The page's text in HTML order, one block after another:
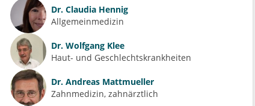
Dr. Claudia Hennig
Allgemeinmedizin
Dr. Wolfgang Klee
Haut- und Geschlechtskrankheiten
Dr. Andreas Mattmueller
Zahnmedizin, zahnärztlich